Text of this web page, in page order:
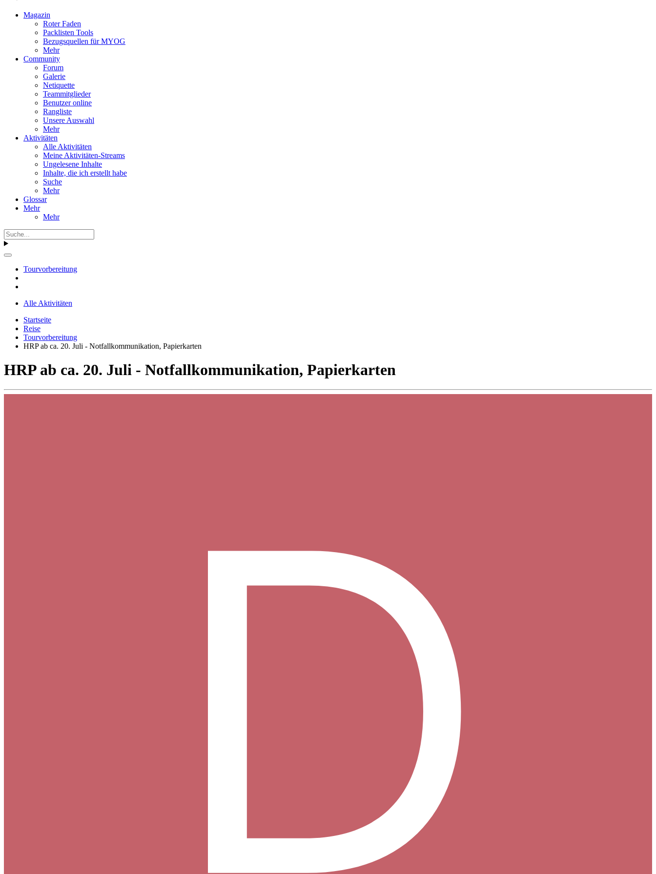
Magazin
Roter Faden
Packlisten Tools
Bezugsquellen für MYOG
Mehr
Community
Forum
Galerie
Netiquette
Teammitglieder
Benutzer online
Rangliste
Unsere Auswahl
Mehr
Aktivitäten
Alle Aktivitäten
Meine Aktivitäten-Streams
Ungelesene Inhalte
Inhalte, die ich erstellt habe
Suche
Mehr
Glossar
Mehr
Mehr
Tourvorbereitung
Alle Aktivitäten
Startseite
Reise
Tourvorbereitung
HRP ab ca. 20. Juli - Notfallkommunikation, Papierkarten
HRP ab ca. 20. Juli - Notfallkommunikation, Papierkarten